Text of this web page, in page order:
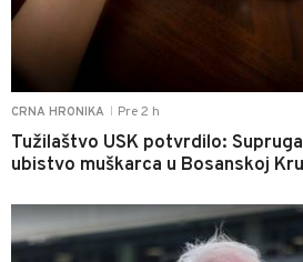
CRNA HRONIKA Pre 2 h
Tužilaštvo USK potvrdilo:
ubistvo muškarca u Bosanskoj